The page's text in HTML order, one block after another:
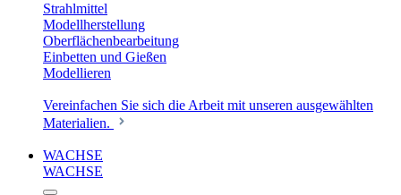
Strahlmittel
Modellherstellung
Oberflächenbearbeitung
Einbetten und Gießen
Modellieren
Vereinfachen Sie sich die Arbeit mit unseren ausgewählten
Materialien.
WACHSE
WACHSE